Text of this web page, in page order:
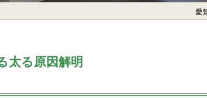
愛
太る原因解明